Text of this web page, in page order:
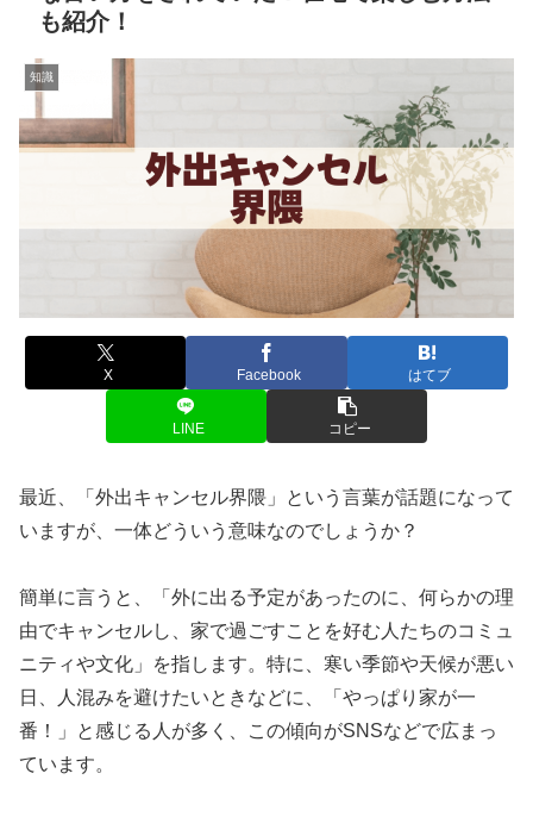
も紹介！
知識
X Facebook はてブ
LINE コピー
最近、「外出キャンセル界隈」という言葉が話題になって
いますが、一体どういう意味なのでしょうか？
簡単に言うと、「外に出る予定があったのに、何らかの理
由でキャンセルし、家で過ごすことを好む人たちのコミュ
ニティや文化」を指します。特に、寒い季節や天候が悪い
日、人混みを避けたいときなどに、「やっぱり家が一
番！」と感じる人が多く、この傾向がSNSなどで広まっ
ています。